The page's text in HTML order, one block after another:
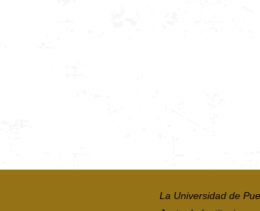
La Universidad de